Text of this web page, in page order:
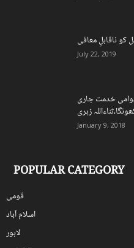
July 22, 2019
خدمت جاری
زہری
January 9, 2018
POPULAR CATEGORY
قومی
اسلام آباد
لاہور